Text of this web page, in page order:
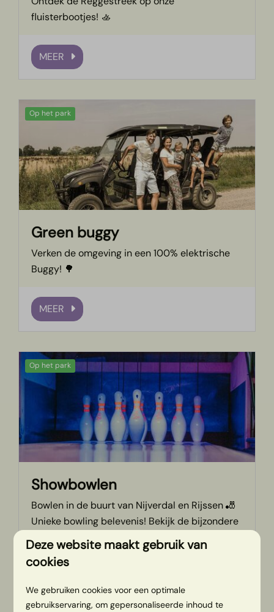
fluisterbootjes! 🚣
MEER
Op het park
Green buggy
Verken de omgeving in een 100% elektrische
Buggy! 🌳
MEER
Op het park
Showbowlen
Bowlen in de buurt van Nijverdal en Rijssen 🎳
Unieke bowling belevenis! Bekijk de bijzondere
LED showbowling banen en bijbehorende
arrangementen.
MEER
Deze website maakt gebruik van
cookies
We gebruiken cookies voor een optimale
gebruikservaring, om gepersonaliseerde inhoud te